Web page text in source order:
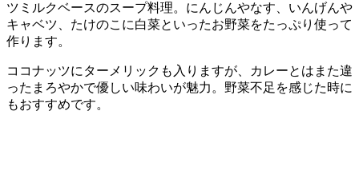
ツミルクベースのスープ料理。にんじんやなす、いんげんや
キャベツ、たけのこに白菜といったお野菜をたっぷり使って
作ります。
ココナッツにターメリックも入りますが、カレーとはまた違
ったまろやかで優しい味わいが魅力。野菜不足を感じた時に
もおすすめです。